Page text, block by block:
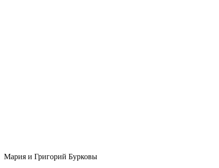
Мария и Григорий Бурковы